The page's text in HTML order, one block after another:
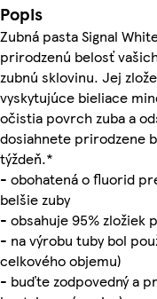
Popis
Zubná pasta Signal
prirodzenú belosť
zubnú sklovinu. Jej
vyskytujúce bieliace
očistia povrch zuba a
dosiahnete prirodzene
týždeň.*
- obohatená o fluorid
belšie zuby
- obsahuje 95% zložiek
- na výrobu tuby bol
celkového objemu)
- buďte zodpovedný a